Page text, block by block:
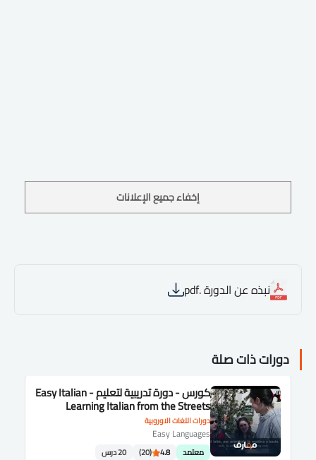
إخفاء جميع الإعلانات
نبذه عن الدورة .pdf
دورات ذات صلة
دورات اللغات الاوروبية
كورس - دورة تدريبية لتعليم Easy Italian -
Learning Italian from the Streets
Easy Languages
معتمد 4.8
(20) 20 درس